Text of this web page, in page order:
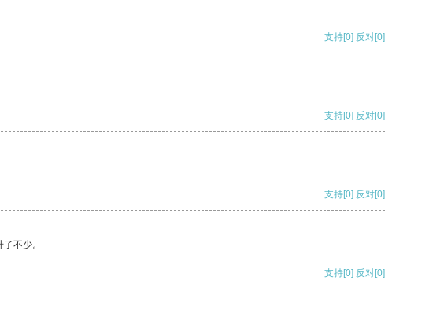
支持[0] 反对[0]
支持[0] 反对[0]
支持[0] 反对[0]
不少。
支持[0] 反对[0]